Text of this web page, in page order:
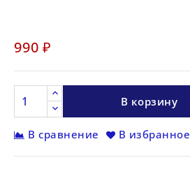
990 ₽
В корзину
В сравнение В избранное